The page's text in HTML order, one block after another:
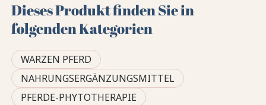
Dieses Produkt finden Sie in
folgenden Kategorien
WARZEN PFERD
NAHRUNGSERGÄNZUNGSMITTEL
PFERDE-PHYTOTHERAPIE